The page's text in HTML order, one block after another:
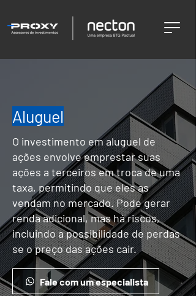
Aluguel
O investimento em aluguel de
ações envolve emprestar suas
ações a terceiros em troca de uma
taxa, permitindo que eles as
vendam no mercado. Pode gerar
renda adicional, mas há riscos,
incluindo a possibilidade de perdas
se o preço das ações cair.
Fale com um especialista